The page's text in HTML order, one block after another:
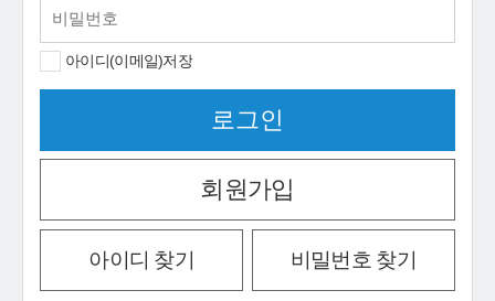
아이디(이메일)저장
회원가입
아이디 찾기 비밀번호 찾기